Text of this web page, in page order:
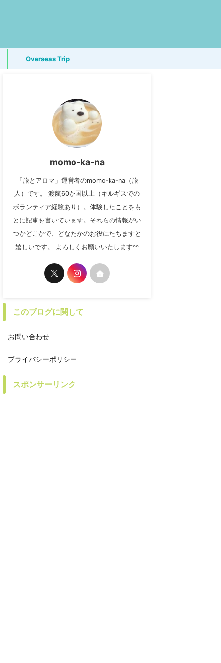
Overseas Trip
momo-ka-na
「旅とアロマ」運営者のmomo-ka-na（旅
人）です。 渡航60か国以上（キルギスでの
ボランティア経験あり）。体験したことをも
とに記事を書いています。それらの情報がい
つかどこかで、どなたかのお役にたちますと
嬉しいです。 よろしくお願いいたします^^
このブログに関して
お問い合わせ
プライバシーポリシー
スポンサーリンク